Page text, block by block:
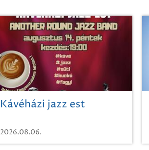
Kávéházi jazz est
2026.08.06.